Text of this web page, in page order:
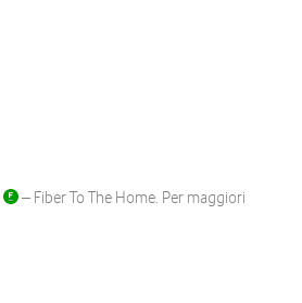
– Fiber To The Home. Per maggiori